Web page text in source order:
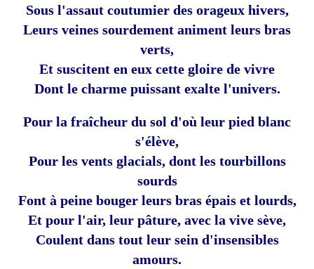
Sous l'assaut coutumier des orageux hivers,
Leurs veines sourdement animent leurs bras
verts,
Et suscitent en eux cette gloire de vivre
Dont le charme puissant exalte l'univers.
Pour la fraîcheur du sol d'où leur pied blanc
s'élève,
Pour les vents glacials, dont les tourbillons
sourds
Font à peine bouger leurs bras épais et lourds,
Et pour l'air, leur pâture, avec la vive sève,
Coulent dans tout leur sein d'insensibles
amours.